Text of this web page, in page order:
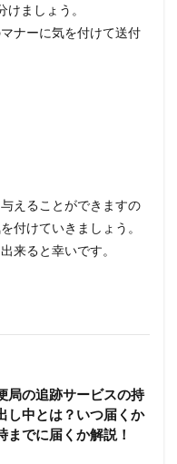
ましょう。
ナーに気を付けて送付
えることができますの
付けていきましょう。
来ると幸いです。
局の追跡サービスの持
し中とは？いつ届くか
までに届くか解説！